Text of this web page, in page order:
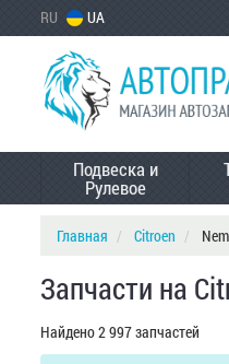
RU UA
Подвеска и
Рулевое
Главная Citroen
Запчасти на
Найдено 2 997 запчастей